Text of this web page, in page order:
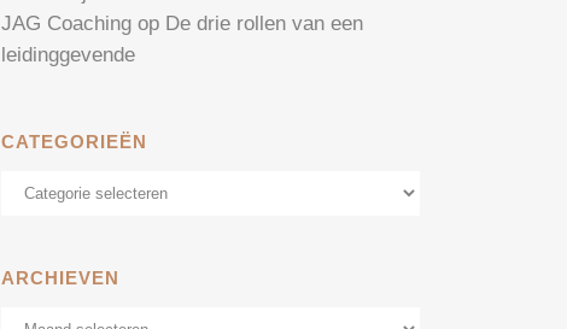
JAG Coaching op De drie rollen van een
leidinggevende
CATEGORIEËN
Categorieën
ARCHIEVEN
Archieven